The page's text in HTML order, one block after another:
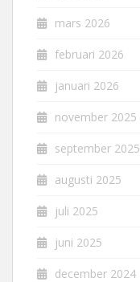
mars 2026
februari 2026
januari 2026
november 2025
september 2025
augusti 2025
juli 2025
juni 2025
december 2024